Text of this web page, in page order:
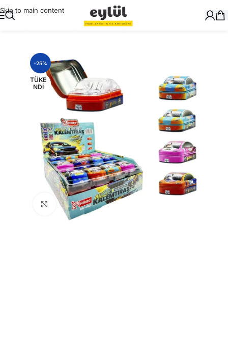
Skip to main content
Yazı Gereçleri/Kalemtraşlar
-25%
TÜKE
NDI
Büyütmek için tıklayın